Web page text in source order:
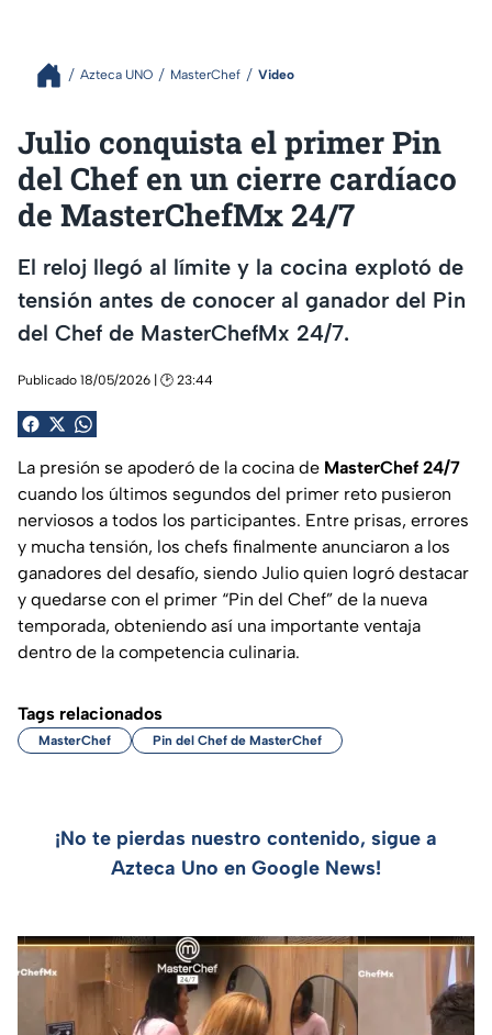
Azteca UNO MasterChef Video
Julio conquista el primer Pin
del Chef en un cierre cardíaco
de MasterChefMx 24/7
El reloj llegó al límite y la cocina explotó de
tensión antes de conocer al ganador del Pin
del Chef de MasterChefMx 24/7.
Publicado 18/05/2026 | 🕑 23:44
La presión se apoderó de la cocina de MasterChef 24/7
cuando los últimos segundos del primer reto pusieron
nerviosos a todos los participantes. Entre prisas, errores
y mucha tensión, los chefs finalmente anunciaron a los
ganadores del desafío, siendo Julio quien logró destacar
y quedarse con el primer “Pin del Chef” de la nueva
temporada, obteniendo así una importante ventaja
dentro de la competencia culinaria.
Tags relacionados
MasterChef Pin del Chef de MasterChef
¡No te pierdas nuestro contenido, sigue a
Azteca Uno en Google News!